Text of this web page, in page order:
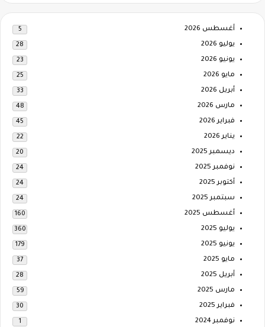
أغسطس 2026 5
يوليو 2026 28
يونيو 2026 23
مايو 2026 25
أبريل 2026 33
مارس 2026 48
فبراير 2026 45
يناير 2026 22
ديسمبر 2025 20
نوفمبر 2025 24
أكتوبر 2025 24
سبتمبر 2025 24
أغسطس 2025 160
يوليو 2025 360
يونيو 2025 179
مايو 2025 37
أبريل 2025 28
مارس 2025 59
فبراير 2025 30
نوفمبر 2024 1